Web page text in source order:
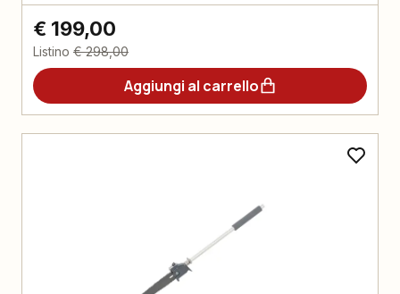
€ 199,00
Listino € 298,00
Aggiungi al carrello